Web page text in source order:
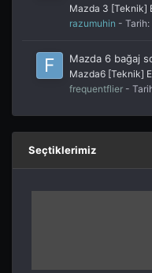
Mazda 3 [Teknik]
razumuhin - Tarih:
Mazda 6 bağaj
Mazda6 [Teknik]
frequentflier -
Seçtiklerimiz